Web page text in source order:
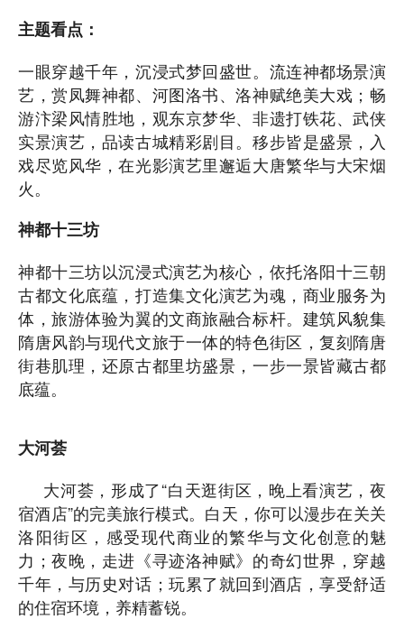
主题看点：
一眼穿越千年，沉浸式梦回盛世。流连神都场景演
艺，赏凤舞神都、河图洛书、洛神赋绝美大戏；畅
游汴梁风情胜地，观东京梦华、非遗打铁花、武侠
实景演艺，品读古城精彩剧目。移步皆是盛景，入
戏尽览风华，在光影演艺里邂逅大唐繁华与大宋烟
火。
神都十三坊
神都十三坊以沉浸式演艺为核心，依托洛阳十三朝
古都文化底蕴，打造集文化演艺为魂，商业服务为
体，旅游体验为翼的文商旅融合标杆。建筑风貌集
隋唐风韵与现代文旅于一体的特色街区，复刻隋唐
街巷肌理，还原古都里坊盛景，一步一景皆藏古都
底蕴。
大河荟
大河荟，形成了“白天逛街区，晚上看演艺，夜
宿酒店”的完美旅行模式。白天，你可以漫步在关关
洛阳街区，感受现代商业的繁华与文化创意的魅
力；夜晚，走进《寻迹洛神赋》的奇幻世界，穿越
千年，与历史对话；玩累了就回到酒店，享受舒适
的住宿环境，养精蓄锐。